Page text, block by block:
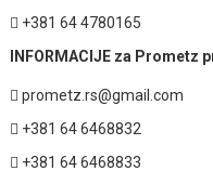
+381 64 4780165
INFORMACIJE za Prometz
prometz.rs@gmail.com
+381 64 6468832
+381 64 6468833